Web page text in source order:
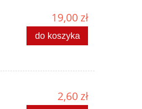
19,00 zł
do koszyka
2,60 zł